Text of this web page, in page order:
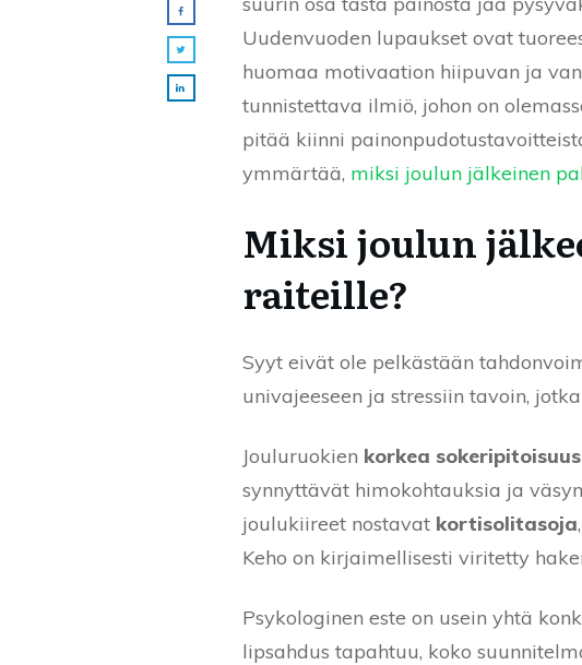
Uudenvuoden lupaukset ovat
huomaa motivaation hiipuvan ja
tunnistettava ilmiö, johon on
pitää kiinni
ymmärtää, miksi joulun jälkeinen
Miksi joulun
raiteille?
Syyt eivät ole pelkästään
univajeeseen ja stressiin tavoin,
Jouluruokien korkea sokeripitoisuus
synnyttävät himokohtauksia ja
joulukiireet nostavat kortisolitasoja
Keho on kirjaimellisesti viritetty
Psykologinen este on usein yhtä
lipsahdus tapahtuu, koko